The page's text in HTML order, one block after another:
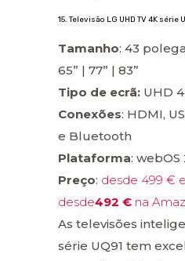
15. Televisão LG UHD TV 4K série
Tamanho: 43
65” | 77” | 83”
Tipo de ecrã: UHD
Conexões: HDMI,
e Bluetooth
Plataforma: webOS
Preço: desde 499 €
desde492 € na
As televisões
série UQ91 tem